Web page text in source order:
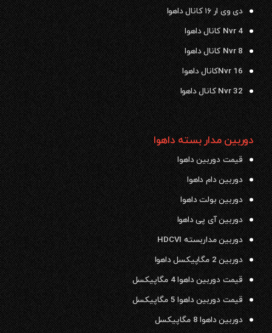
دی وی ار ۱۶ کانال داهوا
Nvr 4 کانال داهوا
Nvr 8 کانال داهوا
Nvr 16کانال داهوا
Nvr 32 کانال داهوا
دوربین مدار بسته داهوا
قیمت دوربین داهوا
دوربین دام داهوا
دوربین بولت داهوا
دوربین آی پی داهوا
دوربین مداربسته HDCVI
دوربین 2 مگاپیکسل داهوا
قیمت دوربین داهوا 4 مگاپیکسل
قیمت دوربین داهوا 5 مگاپیکسل
دوربین داهوا 8 مگاپیکسل